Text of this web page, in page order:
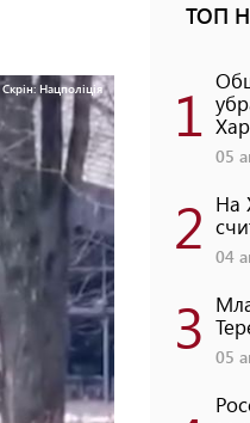
Скрін: Нацполіція
ТОП
1
05
2 На
04
3 05